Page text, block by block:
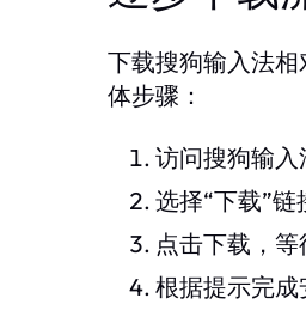
下载搜狗输入法
体步骤：
访问搜狗输入
选择“下载”链
点击下载，等
根据提示完成